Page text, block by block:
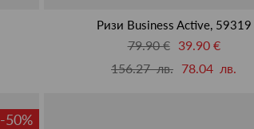
Ризи Business Active, 59319
79.90 €
39.90 €
156.27 лв. 78.04 лв.
-50%